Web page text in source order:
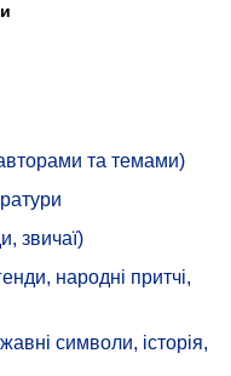
та темами)
звичаї)
народні притчі,
символи, історія,